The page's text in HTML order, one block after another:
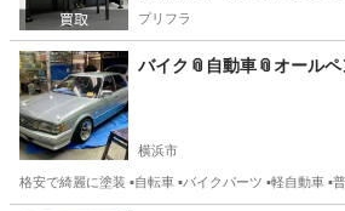
プリフラ
バイク📎自動車📎オール
横浜市
格安で綺麗に塗装 ▪️自転車 ▪️バイクパーツ ▪️軽自動車